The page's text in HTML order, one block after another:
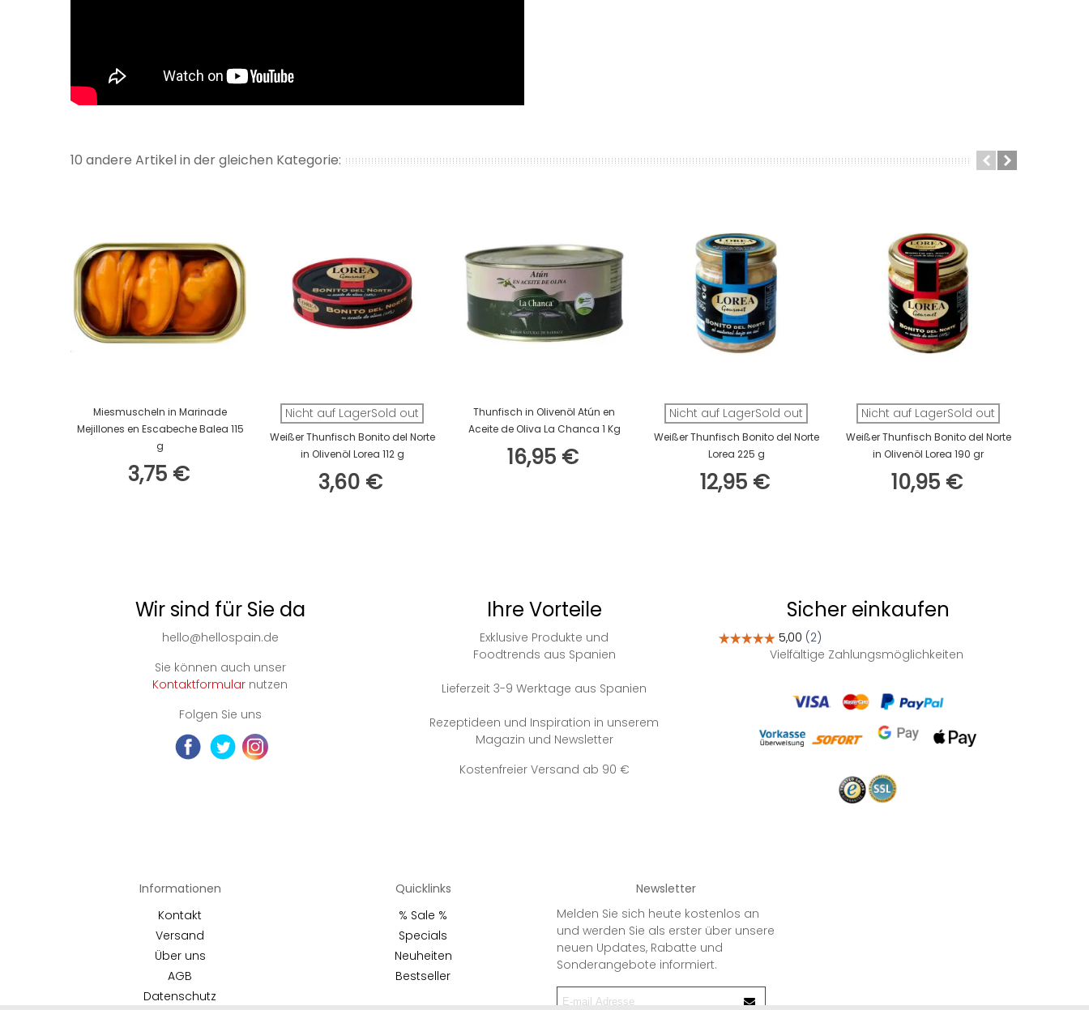
10 andere Artikel in der gleichen Kategorie:
In Den Warenkorb
Miesmuscheln in Marinade
Mejillones en Escabeche Balea 115
g
3,75 €
Nicht auf LagerSold out
Weißer Thunfisch Bonito del Norte
in Olivenöl Lorea 112 g
3,60 €
In Den Warenkorb
Thunfisch in Olivenöl Atún en
Aceite de Oliva La Chanca 1 Kg
16,95 €
Nicht auf LagerSold out
Weißer Thunfisch Bonito del Norte
Lorea 225 g
12,95 €
Nicht auf LagerSold out
Weißer Thunfisch Bonito del Norte
in Olivenöl Lorea 190 gr
10,95 €
Wir sind für Sie da
hello@hellospain.de
Sie können auch unser
Kontaktformular nutzen
Folgen Sie uns
Ihre Vorteile
Exklusive Produkte und
Foodtrends aus Spanien
Lieferzeit 3-9 Werktage aus Spanien
Rezeptideen und Inspiration in unserem
Magazin und Newsletter
Kostenfreier Versand ab 90 €
Sicher einkaufen
Vielfältige Zahlungsmöglichkeiten
Informationen
Kontakt
Versand
Über uns
AGB
Datenschutz
Quicklinks
% Sale %
Specials
Neuheiten
Bestseller
Newsletter
Melden Sie sich heute kostenlos an
und werden Sie als erster über unsere
neuen Updates, Rabatte und
Sonderangebote informiert.